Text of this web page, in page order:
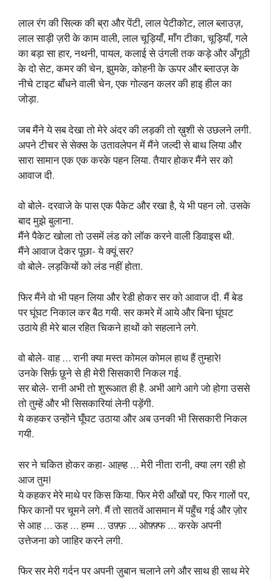
लाल रंग की सिल्क की ब्रा और पेंटी, लाल पेटीकोट, लाल ब्लाउज़,
लाल साड़ी ज़री के काम वाली, लाल चूड़ियाँ, माँग टीका, चूड़ियाँ, गले
का बड़ा सा हार, नथनी, पायल, कलाई से उंगली तक कड़े और अँगूठी
के दो सेट, कमर की चेन, झुमके, कोहनी के ऊपर और ब्लाउज़ के
नीचे टाइट बाँधने वाली चेन, एक गोल्डन कलर की हाइ हील का
जोड़ा.
जब मैंने ये सब देखा तो मेरे अंदर की लड़की तो ख़ुशी से उछलने लगी.
अपने टीचर से सेक्स के उतावलेपन में मैंने जल्दी से बाथ लिया और
सारा सामान एक एक करके पहन लिया. तैयार होकर मैंने सर को
आवाज दी.
वो बोले- दरवाजे के पास एक पैकेट और रखा है, ये भी पहन लो. उसके
बाद मुझे बुलाना.
मैंने पैकेट खोला तो उसमें लंड को लॉक करने वाली डिवाइस थी.
मैंने आवाज देकर पूछा- ये क्यूं सर?
वो बोले- लड़कियों को लंड नहीं होता.
फिर मैंने वो भी पहन लिया और रेडी होकर सर को आवाज दी. मैं बेड
पर घूंघट निकाल कर बैठ गयी. सर कमरे में आये और बिना घूंघट
उठाये ही मेरे बाल रहित चिकने हाथों को सहलाने लगे.
वो बोले- वाह … रानी क्या मस्त कोमल कोमल हाथ हैं तुम्हारे!
उनके सिर्फ़ छूने से ही मेरी सिसकारी निकल गई.
सर बोले- रानी अभी तो शुरूआत ही है. अभी आगे आगे जो होगा उससे
तो तुम्हें और भी सिसकारियां लेनी पड़ेंगी.
ये कहकर उन्होंने घूँघट उठाया और अब उनकी भी सिसकारी निकल
गयी.
सर ने चकित होकर कहा- आह्ह … मेरी नीता रानी, क्या लग रही हो
आज तुम!
ये कहकर मेरे माथे पर किस किया. फिर मेरी आँखों पर, फिर गालों पर,
फिर कानों पर चूमने लगे. मैं तो सातवें आसमान में पहुँच गई और ज़ोर
से आह … ऊह … हम्म … उफ़्फ़ … ओफ़्फ़्फ … करके अपनी
उत्तेजना को जाहिर करने लगी.
फिर सर मेरी गर्दन पर अपनी ज़ुबान चलाने लगे और साथ ही साथ मेरे